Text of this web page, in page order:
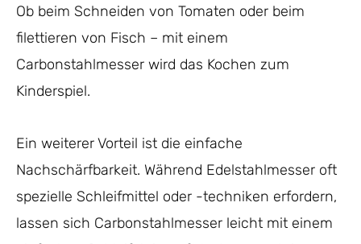
Ob beim Schneiden von Tomaten oder beim
filettieren von Fisch – mit einem
Carbonstahlmesser wird das Kochen zum
Kinderspiel.
Ein weiterer Vorteil ist die einfache
Nachschärfbarkeit. Während Edelstahlmesser oft
spezielle Schleifmittel oder -techniken erfordern,
lassen sich Carbonstahlmesser leicht mit einem